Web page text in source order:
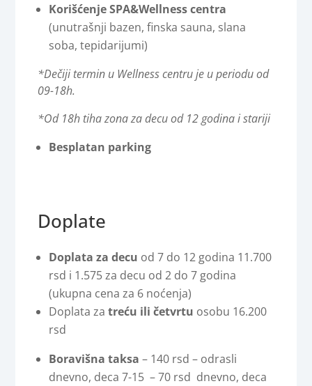
Korišćenje SPA&Wellness centra
(unutrašnji bazen, finska sauna, slana
soba, tepidarijumi)
*Dečiji termin u Wellness centru je u periodu od
09-18h.
*Od 18h tiha zona za decu od 12 godina i stariji
Besplatan parking
Doplate
Doplata za decu od 7 do 12 godina 11.700
rsd i 1.575 za decu od 2 do 7 godina
(ukupna cena za 6 noćenja)
Doplata za treću ili četvrtu osobu 16.200
rsd
Boravišna taksa – 140 rsd – odrasli
dnevno, deca 7-15 – 70 rsd dnevno, deca